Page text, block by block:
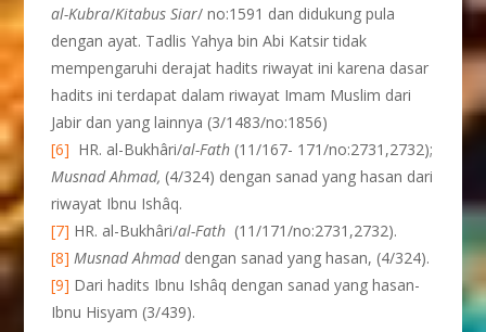
al-Kubra/Kitabus Siar/ no:1591 dan didukung pula
dengan ayat. Tadlis Yahya bin Abi Katsir tidak
mempengaruhi derajat hadits riwayat ini karena dasar
hadits ini terdapat dalam riwayat Imam Muslim dari
Jabir dan yang lainnya (3/1483/no:1856)
[6] HR. al-Bukhâri/al-Fath (11/167- 171/no:2731,2732);
Musnad Ahmad, (4/324) dengan sanad yang hasan dari
riwayat Ibnu Ishâq.
[7] HR. al-Bukhâri/al-Fath (11/171/no:2731,2732).
[8] Musnad Ahmaddengan sanad yang hasan, (4/324).
[9] Dari hadits Ibnu Ishâq dengan sanad yang hasan-
Ibnu Hisyam (3/439).